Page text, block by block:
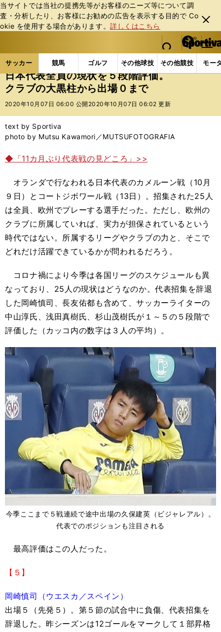
当サイトでは当社の提携先等がお客様のニーズ等について調
査・分析したり、お客様にお勧めの広告を表⽰する⽬的で Co
okie を使⽤する場合があります。詳しくはこちら
閉じ
る
web Sportiva (webスポルティーバ)
検索
マイペ
ー
ジ
メニュ
サッカー 競馬 ゴルフ その他球技 その他競技 モー
ス
ポ
ル
バ
サッカーの記事一覧 サッカー代表 日本代表 日
日本代表全員の現状を５段階評価。
クラブの大黒柱から出場０まで
2020年10月07日 06:00 公開 2020年10月07日 06:02 更新
text by Sportiva
photo by Mutsu Kawamori／MUTSUFOTOGRAFIA
◆「11カ月ぶり代表戦の見どころ」>>
オランダで行なわれる日本代表のカメルーン戦（10月
９日）とコートジボワール戦（13日）。招集された25人
は全員、欧州でプレーする選手だった。ただし、欧州の
クラブに所属していれば、実力が担保されているという
時代ではない。所属するリーグやクラブの力と、そこで
どれだけ活躍できているかが問われるだろう。
コロナ禍により今季は各国リーグのスケジュールも異
なっており、25人の現状はどうなのか。代表招集を辞退
した岡崎慎司、長友佑都も含めて、サッカーライターの
中山淳氏、浅田真樹氏、杉山茂樹氏が１～５の５段階で
評価した（カッコ内の数字は３人の平均）。
今季ここまで５戦連続で途中出場の久保建英（ビジャレアル）。
代表でのポジションも注目される
最高評価はこの人だった。
【５】
岡崎慎司（ウエスカ／スペイン）
出場５（先発５）。第５節の試合中に負傷、代表招集を
辞退した。昨シーズンは12ゴールをマークして１部昇格